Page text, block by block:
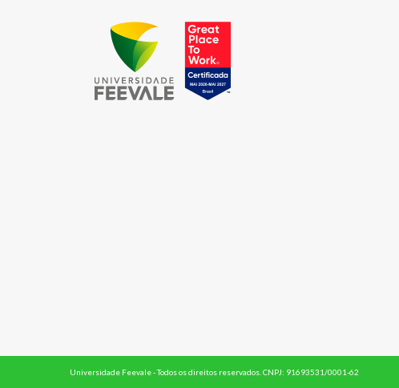
Universidade Feevale - Todos os direitos reservados. CNPJ: 91693531/0001-62